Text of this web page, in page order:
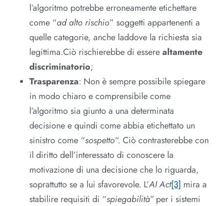
l’algoritmo potrebbe erroneamente etichettare
come “ad alto rischio” soggetti appartenenti a
quelle categorie, anche laddove la richiesta sia
legittima.Ciò rischierebbe di esserealtamente
discriminatorio;
Trasparenza: Non è sempre possibile spiegare
in modo chiaro e comprensibile come
l’algoritmo sia giunto a una determinata
decisione e quindi come abbia etichettato un
sinistro come “sospetto“. Ciò contrasterebbe con
il diritto dell’interessato di conoscere la
motivazione di una decisione che lo riguarda,
soprattutto se a lui sfavorevole. L’AI Act[3] mira a
stabilire requisiti di “spiegabilità”per i sistemi